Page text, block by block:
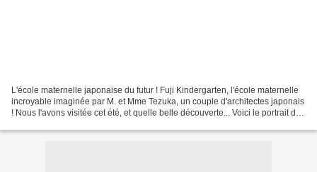
L'école maternelle japonaise du futur ! Fuji Kindergarten, l'école maternelle
incroyable imaginée par M. et Mme Tezuka, un couple d'architectes japonais
! Nous l'avons visitée cet été, et quelle belle découverte... Voici le portrait de